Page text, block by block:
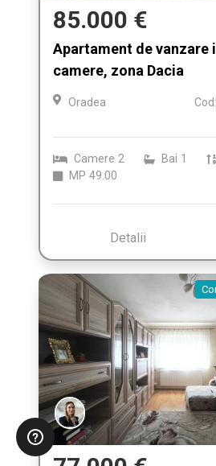
85.000 €
Apartament de vanzare
camere, zona Dacia
Oradea
Camere 2 Bai 1
MP 49.00
Detalii